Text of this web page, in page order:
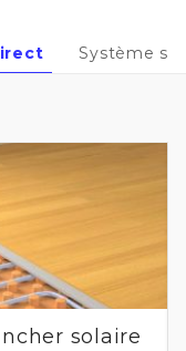
Système
solaire